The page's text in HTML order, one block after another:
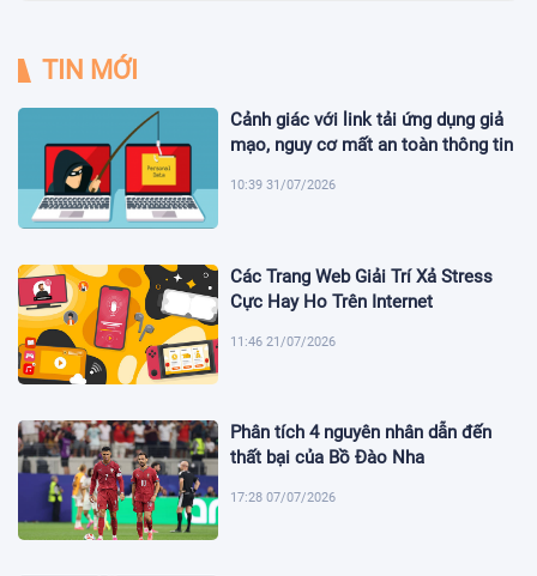
TIN MỚI
Cảnh giác với link tải ứng dụng giả
mạo, nguy cơ mất an toàn thông tin
10:39 31/07/2026
Các Trang Web Giải Trí Xả Stress
Cực Hay Ho Trên Internet
11:46 21/07/2026
Phân tích 4 nguyên nhân dẫn đến
thất bại của Bồ Đào Nha
17:28 07/07/2026